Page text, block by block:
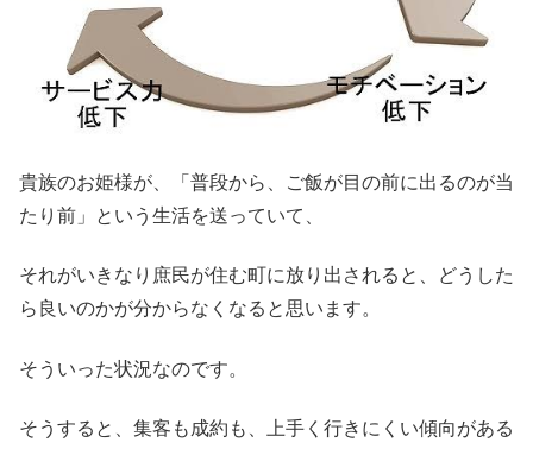
貴族のお姫様が、「普段から、ご飯が目の前に出るのが当
たり前」という生活を送っていて、
それがいきなり庶民が住む町に放り出されると、どうした
ら良いのかが分からなくなると思います。
そういった状況なのです。
そうすると、集客も成約も、上手く行きにくい傾向がある